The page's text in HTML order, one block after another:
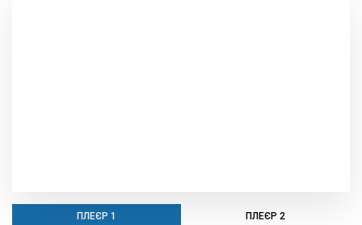
ПЛЕЄР 1 ПЛЕЄР 2